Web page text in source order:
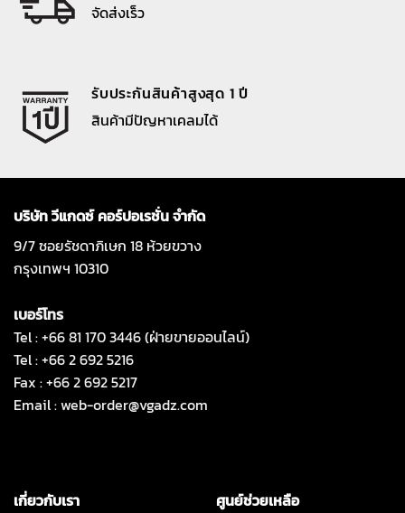
จัดส่งเร็ว
รับประกันสินค้าสูงสุด 1 ปี
สินค้ามีปัญหาเคลมได้
บริษัท วีแกดซ์ คอร์ปอเรชั่น จำกัด
9/7 ซอยรัชดาภิเษก 18 ห้วยขวาง
กรุงเทพฯ 10310
เบอร์โทร
Tel : +66 81 170 3446 (ฝ่ายขายออนไลน์)
Tel : +66 2 692 5216
Fax : +66 2 692 5217
Email :web-order@vgadz.com
เกี่ยวกับเรา
ศูนย์ช่วยเหลือ